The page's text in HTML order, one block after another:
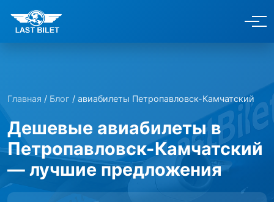
Главная / Блог / авиабилеты Петропавловск-Камчатский
Дешевые авиабилеты в
Петропавловск-Камчатский
— лучшие предложения